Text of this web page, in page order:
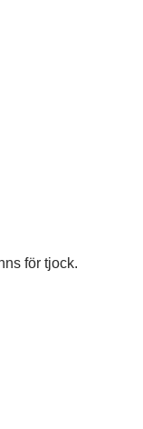
för tjock.